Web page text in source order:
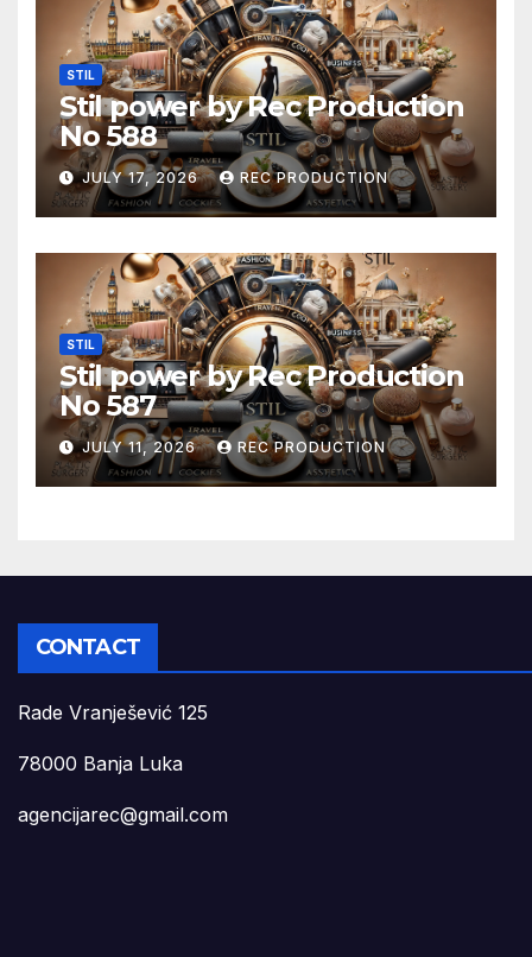
STIL
Stil power by Rec Production
No 588
JULY 17, 2026 REC PRODUCTION
STIL
Stil power by Rec Production
No 587
JULY 11, 2026 REC PRODUCTION
CONTACT
Rade Vranješević 125
78000 Banja Luka
agencijarec@gmail.com